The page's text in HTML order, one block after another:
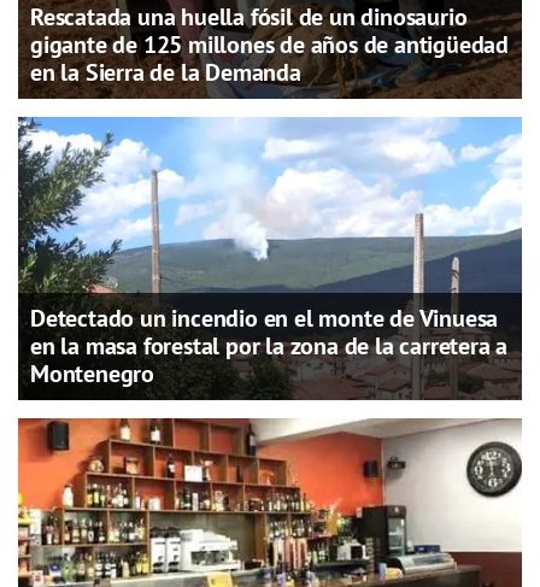
Rescatada una huella fósil de un dinosaurio
gigante de 125 millones de años de antigüedad
en la Sierra de la Demanda
Detectado un incendio en el monte de Vinuesa
en la masa forestal por la zona de la carretera a
Montenegro